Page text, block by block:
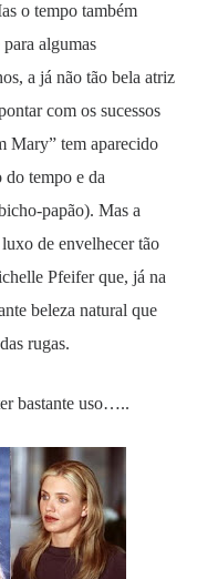
o tempo também
algumas
a já não tão bela atriz
com os sucessos
Mary” tem aparecido
tempo e da
papão). Mas a
de envelhecer tão
Pfeifer que, já na
beleza natural que
rugas.
bastante uso…..